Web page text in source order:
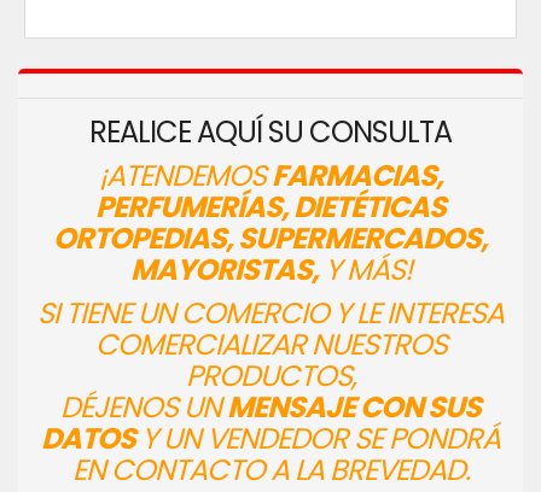
REALICE AQUÍ SU CONSULTA
¡ATENDEMOSFARMACIAS,
PERFUMERÍAS, DIETÉTICAS
ORTOPEDIAS, SUPERMERCADOS,
MAYORISTAS,Y MÁS!
SI TIENE UN COMERCIO Y LE INTERESA
COMERCIALIZAR NUESTROS
PRODUCTOS,
DÉJENOS UNMENSAJE CON SUS
DATOSY UN VENDEDOR SE PONDRÁ
EN CONTACTO A LA BREVEDAD.